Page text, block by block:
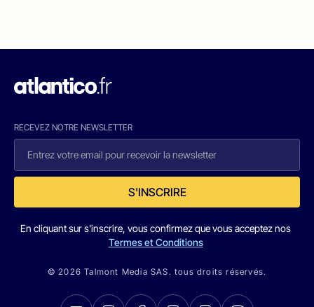
RECEVEZ NOTRE NEWSLETTER
S'INSCRIRE
En cliquant sur s'inscrire, vous confirmez que vous acceptez nos
Termes et Conditions
© 2026 Talmont Media SAS. tous droits réservés.